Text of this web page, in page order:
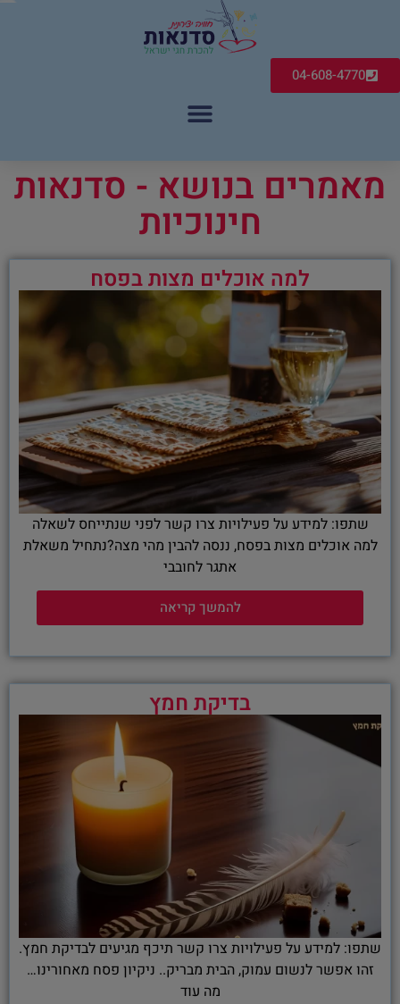
04-608-4770
מאמרים בנושא - סדנאות
חינוכיות
למה אוכלים מצות בפסח
שתפו: למידע על פעילויות צרו קשר לפני שנתייחס לשאלה
למה אוכלים מצות בפסח, ננסה להבין מהי מצה?נתחיל משאלת
אתגר לחובבי
להמשך קריאה
בדיקת חמץ
שתפו: למידע על פעילויות צרו קשר תיכף מגיעים לבדיקת חמץ.
זהו אפשר לנשום עמוק, הבית מבריק.. ניקיון פסח מאחורינו…
מה עוד